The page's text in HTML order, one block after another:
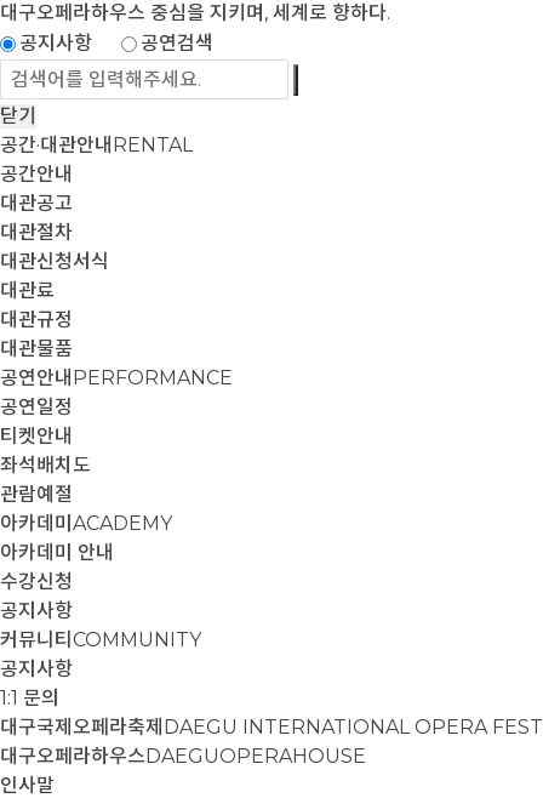
대구오페라하우스 중심을 지키며, 세계로 향하다.
공지사항
공연검색
닫기
공간·대관안내 RENTAL
공간안내
대관공고
대관절차
대관신청서식
대관료
대관규정
대관물품
공연안내 PERFORMANCE
공연일정
티켓안내
좌석배치도
관람예절
아카데미 ACADEMY
아카데미 안내
수강신청
공지사항
커뮤니티 COMMUNITY
공지사항
1:1 문의
대구국제오페라축제 DAEGU INTERNATIONAL OPERA
대구오페라하우스DAEGUOPERAHOUSE
인사말